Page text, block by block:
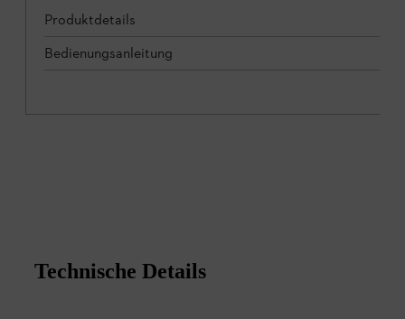
Produktdetails
Bedienungsanleitung
Technische Details